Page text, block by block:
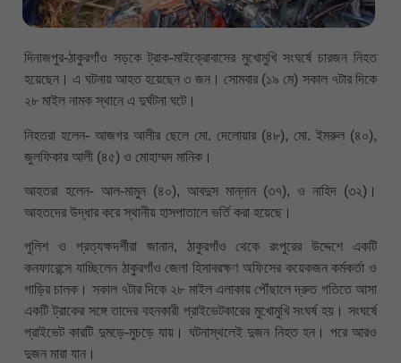
দিনাজপুর-ঠাকুরগাঁও সড়কে ট্রাক-মাইক্রোবাসের মুখোমুখি সংঘর্ষে চারজন নিহত
হয়েছেন। এ ঘটনায় আহত হয়েছেন ৩ জন। সোমবার (১৯ মে) সকাল ৭টার দিকে
২৮ মাইল নামক স্থানে এ দুর্ঘটনা ঘটে।
নিহতরা হলেন- আজগর আলীর ছেলে মো. দেলোয়ার (৪৮), মো. ইমরুল (৪০),
জুলফিকার আলী (৪৫) ও মোহাম্মদ মানিক।
আহতরা হলেন- আল-মামুন (৪০), আবদুস মান্নান (৩৭), ও নাহিদ (৩২)।
আহতদের উদ্ধার করে স্থানীয় হাসপাতালে ভর্তি করা হয়েছে।
পুলিশ ও প্রত্যক্ষদর্শীরা জানান, ঠাকুরগাঁও থেকে রংপুরের উদ্দেশে একটি
কনফারেন্সে যাচ্ছিলেন ঠাকুরগাঁও জেলা হিসাবরক্ষণ অফিসের কয়েকজন কর্মকর্তা ও
গাড়ির চালক। সকাল ৭টার দিকে ২৮ মাইল এলাকায় পৌঁছালে দ্রুত গতিতে আসা
একটি ট্রাকের সঙ্গে তাদের বহনকারী প্রাইভেটকারের মুখোমুখি সংঘর্ষ হয়। সংঘর্ষে
প্রাইভেট কারটি দুমড়ে-মুচড়ে যায়। ঘটনাস্থলেই দুজন নিহত হন। পরে আরও
দুজন মারা যান।